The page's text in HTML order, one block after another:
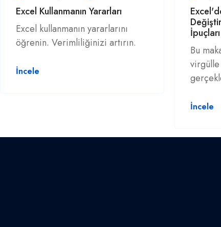
Excel Kullanmanın Yararları
Excel kullanmanın yararlarını
öğrenin. Verimliliğinizi artırın.
İncele
İpuçları
Bu
İncele